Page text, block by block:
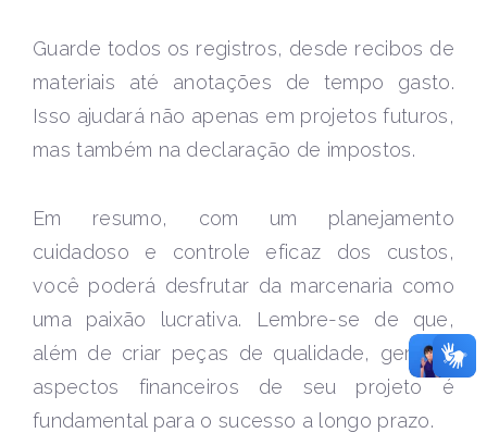
Guarde todos os registros, desde recibos de
materiais até anotações de tempo gasto.
Isso ajudará não apenas em projetos futuros,
mas também na declaração de impostos.
Em resumo, com um planejamento
cuidadoso e controle eficaz dos custos,
você poderá desfrutar da marcenaria como
uma paixão lucrativa. Lembre-se de que,
além de criar peças de qualidade, gerir os
aspectos financeiros de seu projeto é
fundamental para o sucesso a longo prazo.